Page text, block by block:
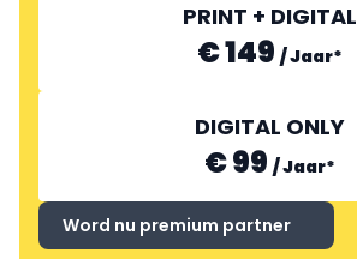
PRINT + DIGITAL
€ 149 /Jaar*
DIGITAL ONLY
€ 99 /Jaar*
Word nu premium partner